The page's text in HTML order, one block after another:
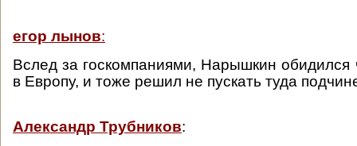
егор лынов:
Вслед за госкомпаниями, Нарышкин обидился
в Европу, и тоже решил не пускать туда
Александр Трубников: